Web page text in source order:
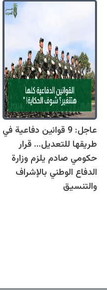
عاجل: 9 قوانين دفاعية في
طريقها للتعديل… قرار
حكومي صادم يلزم وزارة
الدفاع الوطني بالإشراف
والتنسيق